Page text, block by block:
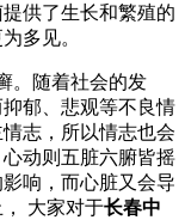
供了生长和繁殖的
多见。
。随着社会的发
郁、悲观等不良情
志，所以情志也会
动则五脏六腑皆摇
响，而心脏又会导
大家对于长春中